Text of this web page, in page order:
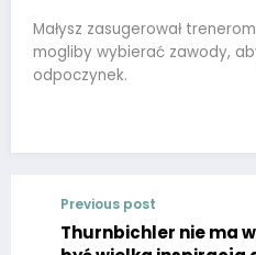
Małysz zasugerował
mogliby wybierać zawody,
odpoczynek.
Previous post
Thurnbichler nie ma